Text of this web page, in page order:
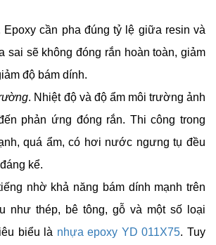
Epoxy cần pha đúng tỷ lệ giữa resin và
sai sẽ không đóng rắn hoàn toàn, giảm
độ bám dính.
. Nhiệt độ và độ ẩm môi trường ảnh
phản ứng đóng rắn. Thi công trong
quá ẩm, có hơi nước ngưng tụ đều
kể.
nhờ khả năng bám dính mạnh trên
như thép, bê tông, gỗ và một số loại
biểu là nhựa epoxy YD 011X75. Tuy